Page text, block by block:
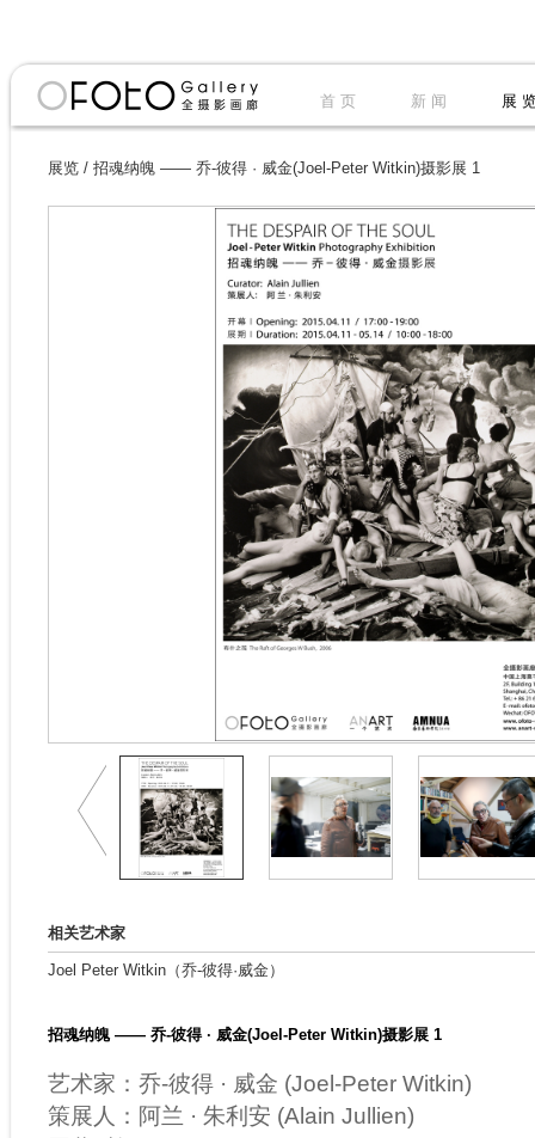
首 页 新 闻 展
展览 / 招魂纳魄 —— 乔-彼得 · 威金(Joel-Peter Witkin)摄影展 1
相关艺术家
Joel Peter Witkin（乔-彼得·威金）
招魂纳魄 —— 乔-彼得 · 威金(Joel-Peter Witkin)摄影展 1
艺术家：乔-彼得 · 威金 (Joel-Peter Witkin)
策展人： 阿兰 · 朱利安 (Alain Jullien)